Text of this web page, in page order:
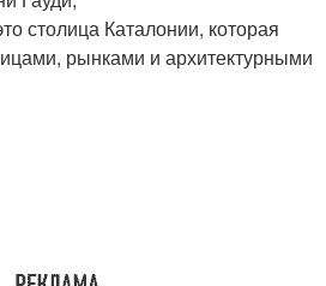
столица Каталонии, которая
рынками и архитектурными